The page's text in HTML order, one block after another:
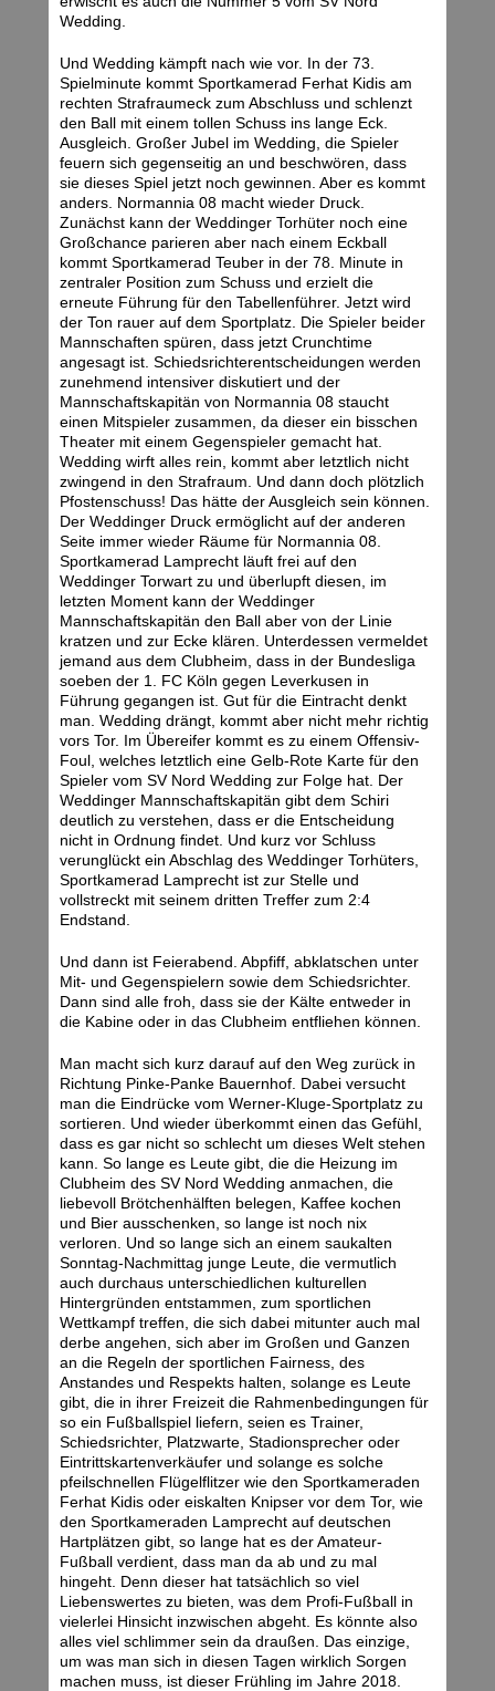
Wedding.
Und Wedding kämpft nach wie vor. In der 73.
Spielminute kommt Sportkamerad Ferhat Kidis am
rechten Strafraumeck zum Abschluss und schlenzt
den Ball mit einem tollen Schuss ins lange Eck.
Ausgleich. Großer Jubel im Wedding, die Spieler
feuern sich gegenseitig an und beschwören, dass
sie dieses Spiel jetzt noch gewinnen. Aber es kommt
anders. Normannia 08 macht wieder Druck.
Zunächst kann der Weddinger Torhüter noch eine
Großchance parieren aber nach einem Eckball
kommt Sportkamerad Teuber in der 78. Minute in
zentraler Position zum Schuss und erzielt die
erneute Führung für den Tabellenführer. Jetzt wird
der Ton rauer auf dem Sportplatz. Die Spieler beider
Mannschaften spüren, dass jetzt Crunchtime
angesagt ist. Schiedsrichterentscheidungen werden
zunehmend intensiver diskutiert und der
Mannschaftskapitän von Normannia 08 staucht
einen Mitspieler zusammen, da dieser ein bisschen
Theater mit einem Gegenspieler gemacht hat.
Wedding wirft alles rein, kommt aber letztlich nicht
zwingend in den Strafraum. Und dann doch plötzlich
Pfostenschuss! Das hätte der Ausgleich sein können.
Der Weddinger Druck ermöglicht auf der anderen
Seite immer wieder Räume für Normannia 08.
Sportkamerad Lamprecht läuft frei auf den
Weddinger Torwart zu und überlupft diesen, im
letzten Moment kann der Weddinger
Mannschaftskapitän den Ball aber von der Linie
kratzen und zur Ecke klären. Unterdessen vermeldet
jemand aus dem Clubheim, dass in der Bundesliga
soeben der 1. FC Köln gegen Leverkusen in
Führung gegangen ist. Gut für die Eintracht denkt
man. Wedding drängt, kommt aber nicht mehr richtig
vors Tor. Im Übereifer kommt es zu einem Offensiv-
Foul, welches letztlich eine Gelb-Rote Karte für den
Spieler vom SV Nord Wedding zur Folge hat. Der
Weddinger Mannschaftskapitän gibt dem Schiri
deutlich zu verstehen, dass er die Entscheidung
nicht in Ordnung findet. Und kurz vor Schluss
verunglückt ein Abschlag des Weddinger Torhüters,
Sportkamerad Lamprecht ist zur Stelle und
vollstreckt mit seinem dritten Treffer zum 2:4
Endstand.
Und dann ist Feierabend. Abpfiff, abklatschen unter
Mit- und Gegenspielern sowie dem Schiedsrichter.
Dann sind alle froh, dass sie der Kälte entweder in
die Kabine oder in das Clubheim entfliehen können.
Man macht sich kurz darauf auf den Weg zurück in
Richtung Pinke-Panke Bauernhof. Dabei versucht
man die Eindrücke vom Werner-Kluge-Sportplatz zu
sortieren. Und wieder überkommt einen das Gefühl,
dass es gar nicht so schlecht um dieses Welt stehen
kann. So lange es Leute gibt, die die Heizung im
Clubheim des SV Nord Wedding anmachen, die
liebevoll Brötchenhälften belegen, Kaffee kochen
und Bier ausschenken, so lange ist noch nix
verloren. Und so lange sich an einem saukalten
Sonntag-Nachmittag junge Leute, die vermutlich
auch durchaus unterschiedlichen kulturellen
Hintergründen entstammen, zum sportlichen
Wettkampf treffen, die sich dabei mitunter auch mal
derbe angehen, sich aber im Großen und Ganzen
an die Regeln der sportlichen Fairness, des
Anstandes und Respekts halten, solange es Leute
gibt, die in ihrer Freizeit die Rahmenbedingungen für
so ein Fußballspiel liefern, seien es Trainer,
Schiedsrichter, Platzwarte, Stadionsprecher oder
Eintrittskartenverkäufer und solange es solche
pfeilschnellen Flügelflitzer wie den Sportkameraden
Ferhat Kidis oder eiskalten Knipser vor dem Tor, wie
den Sportkameraden Lamprecht auf deutschen
Hartplätzen gibt, so lange hat es der Amateur-
Fußball verdient, dass man da ab und zu mal
hingeht. Denn dieser hat tatsächlich so viel
Liebenswertes zu bieten, was dem Profi-Fußball in
vielerlei Hinsicht inzwischen abgeht. Es könnte also
alles viel schlimmer sein da draußen. Das einzige,
um was man sich in diesen Tagen wirklich Sorgen
machen muss, ist dieser Frühling im Jahre 2018.